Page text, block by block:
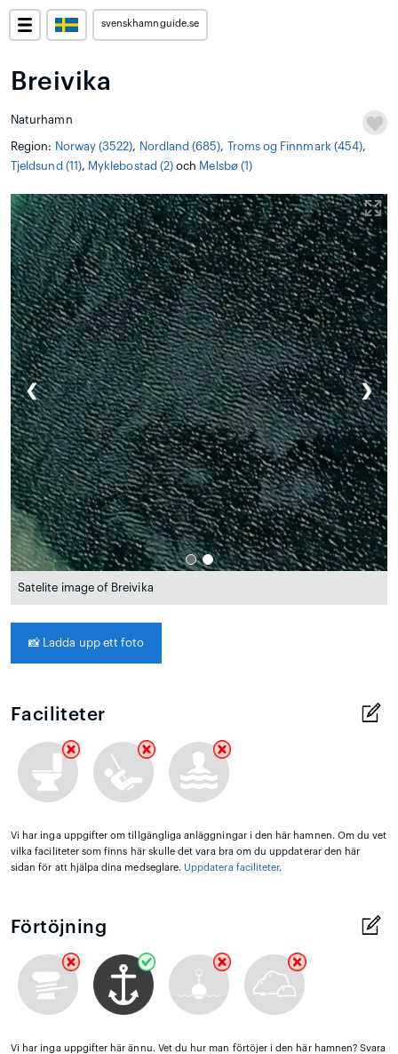
svenskhamnguide.se
Breivika
Naturhamn
Region: Norway (3522), Nordland (685), Troms og Finnmark (454),
Tjeldsund (11), Myklebostad (2) och Melsbø (1)
❮ ❯
Satelite image of Breivika
📸 Ladda upp ett foto
Faciliteter
Vi har inga uppgifter om tillgängliga anläggningar i den här hamnen. Om du vet
vilka faciliteter som finns här skulle det vara bra om du uppdaterar den här
sidan för att hjälpa dina medseglare. Uppdatera faciliteter.
Förtöjning
Vi har inga uppgifter här ännu. Vet du hur man förtöjer i den här hamnen? Svara